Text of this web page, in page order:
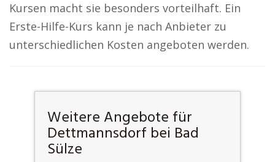
Kursen macht sie besonders vorteilhaft. Ein
Erste-Hilfe-Kurs kann je nach Anbieter zu
unterschiedlichen Kosten angeboten werden.
Weitere Angebote für
Dettmannsdorf bei Bad
Sülze